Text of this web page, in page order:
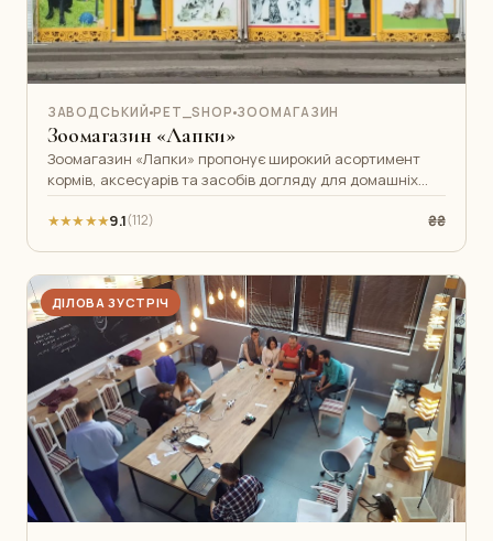
ЗАВОДСЬКИЙ PET_SHOP ЗООМАГАЗИН
Зоомагазин «Лапки»
Зоомагазин «Лапки» пропонує широкий асортимент
кормів, аксесуарів та засобів догляду для домашніх
тварин. У нас є все — від котячо
★★★★★9.1(112) ₴₴
ДІЛОВА ЗУСТРІЧ